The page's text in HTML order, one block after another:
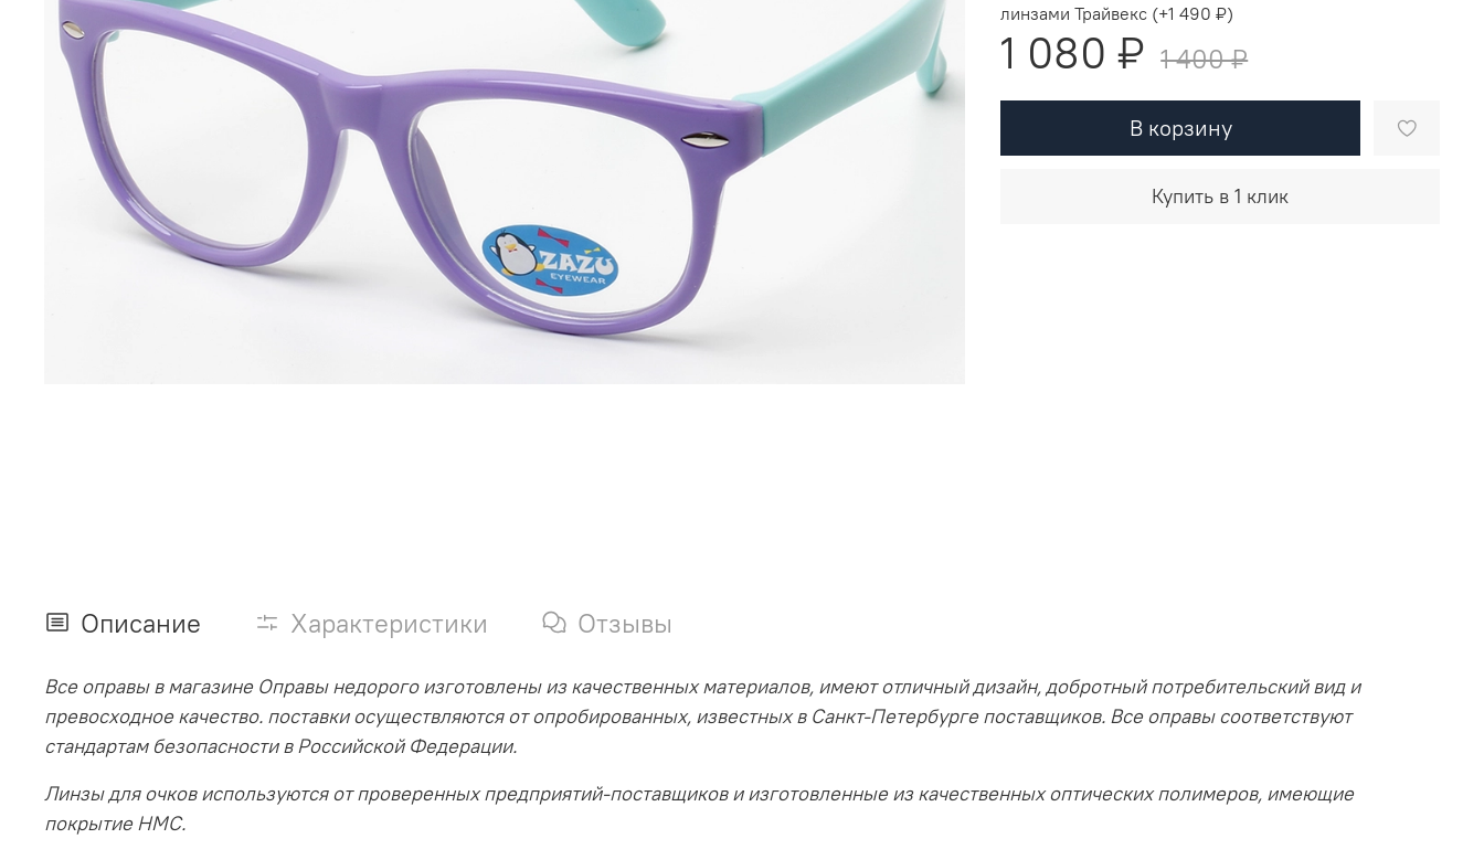
линзами Трайвекс (+1 490 ₽)
1 080 ₽ 1 400 ₽
В корзину
Купить в 1 клик
Описание Характеристики Отзывы
Все оправы в магазине Оправы недорого изготовлены из качественных материалов, имеют отличный дизайн, добротный потребительский вид и
превосходное качество. поставки осуществляются от опробированных, известных в Санкт-Петербурге поставщиков. Все оправы соответствуют
стандартам безопасности в Российской Федерации.
Линзы для очков используются от проверенных предприятий-поставщиков и изготовленные из качественных оптических полимеров, имеющие
покрытие HMC.